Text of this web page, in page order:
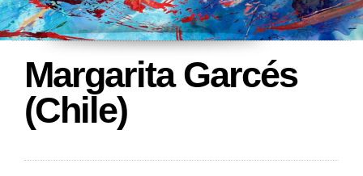
Margarita Garcés
(Chile)